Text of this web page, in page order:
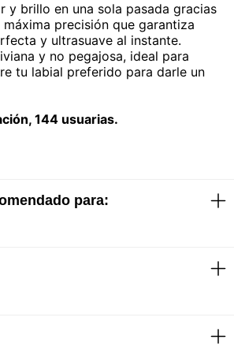
y brillo en una sola pasada gracias
precisión que garantiza
y ultrasuave al instante.
y no pegajosa, ideal para
tu labial preferido para darle un
144 usuarias.
para:
al instante
pegajosa
generosa sobre los labios limpios